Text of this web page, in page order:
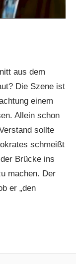
aus dem
Die Szene ist
einem
Allein schon
sollte
schmeißt
Brücke ins
machen. Der
er „den